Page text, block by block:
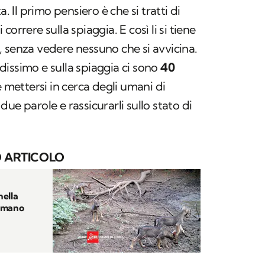
Il primo pensiero è che si tratti di
sulla spiaggia. E così li si tiene
senza vedere nessuno che si avvicina.
e sulla spiaggia ci sono40
mettersi in cerca degli umani di
parole e rassicurarli sullo stato di
ARTICOLO